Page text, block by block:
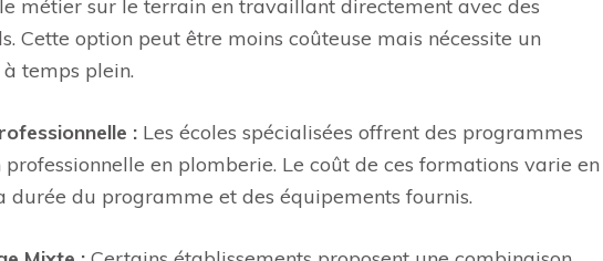
métier sur le terrain en travaillant directement avec des
Cette option peut être moins coûteuse mais nécessite un
temps plein.
: Les écoles spécialisées offrent des programmes
en plomberie. Le coût de ces formations varie en
durée du programme et des équipements fournis.